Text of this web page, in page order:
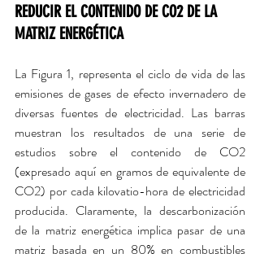
REDUCIR EL CONTENIDO DE CO2 DE LA
MATRIZ ENERGÉTICA
La Figura 1, representa el ciclo de vida de las
emisiones de gases de efecto invernadero de
diversas fuentes de electricidad. Las barras
muestran los resultados de una serie de
estudios sobre el contenido de CO2
(expresado aquí en gramos de equivalente de
CO2) por cada kilovatio-hora de electricidad
producida. Claramente, la descarbonización
de la matriz energética implica pasar de una
matriz basada en un 80% en combustibles